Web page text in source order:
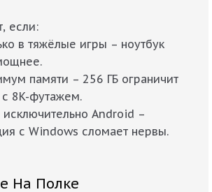
если:
в тяжёлые игры – ноутбук
памяти – 256 ГБ ограничит
8K-футажем.
исключительно Android –
с Windows сломает нервы.
На Полке